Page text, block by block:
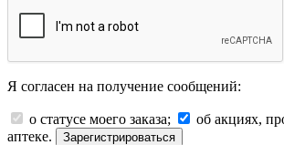
Я согласен на получение сообщений:
о статусе моего заказа;
об акциях,
аптеке.
Зарегистрироваться